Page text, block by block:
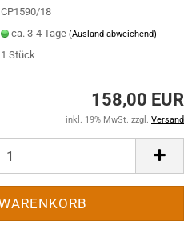
CP1590/18
ca. 3-4 Tage(Ausland abweichend)
1Stück
158,00 EUR
inkl. 19% MwSt. zzgl. Versand